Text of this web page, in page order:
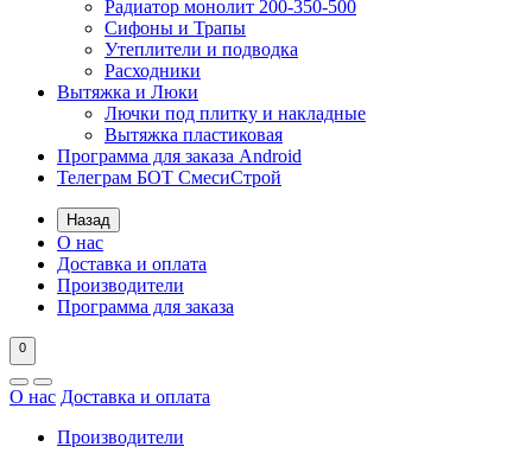
Радиатор монолит 200-350-500
Сифоны и Трапы
Утеплители и подводка
Расходники
Вытяжка и Люки
Лючки под плитку и накладные
Вытяжка пластиковая
Программа для заказа Android
Телеграм БОТ СмесиСтрой
Назад
О нас
Доставка и оплата
Производители
Программа для заказа
0
О нас Доставка и оплата
Производители